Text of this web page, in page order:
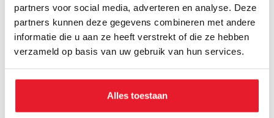
partners voor social media, adverteren en analyse. Deze
partners kunnen deze gegevens combineren met andere
informatie die u aan ze heeft verstrekt of die ze hebben
verzameld op basis van uw gebruik van hun services.
Alles toestaan
SALE SALE